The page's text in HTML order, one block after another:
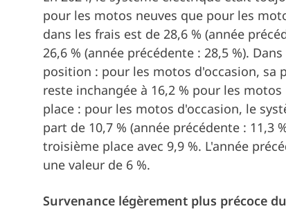
pour les motos neuves que pour les
dans les frais est de 28,6 % (année
26,6 % (année précédente : 28,5 %).
position : pour les motos d'occasion, sa
reste inchangée à 16,2 % pour les
place : pour les motos d'occasion, le
part de 10,7 % (année précédente :
troisième place avec 9,9 %. L'année
une valeur de 6 %.
Survenance légèrement plus précoce